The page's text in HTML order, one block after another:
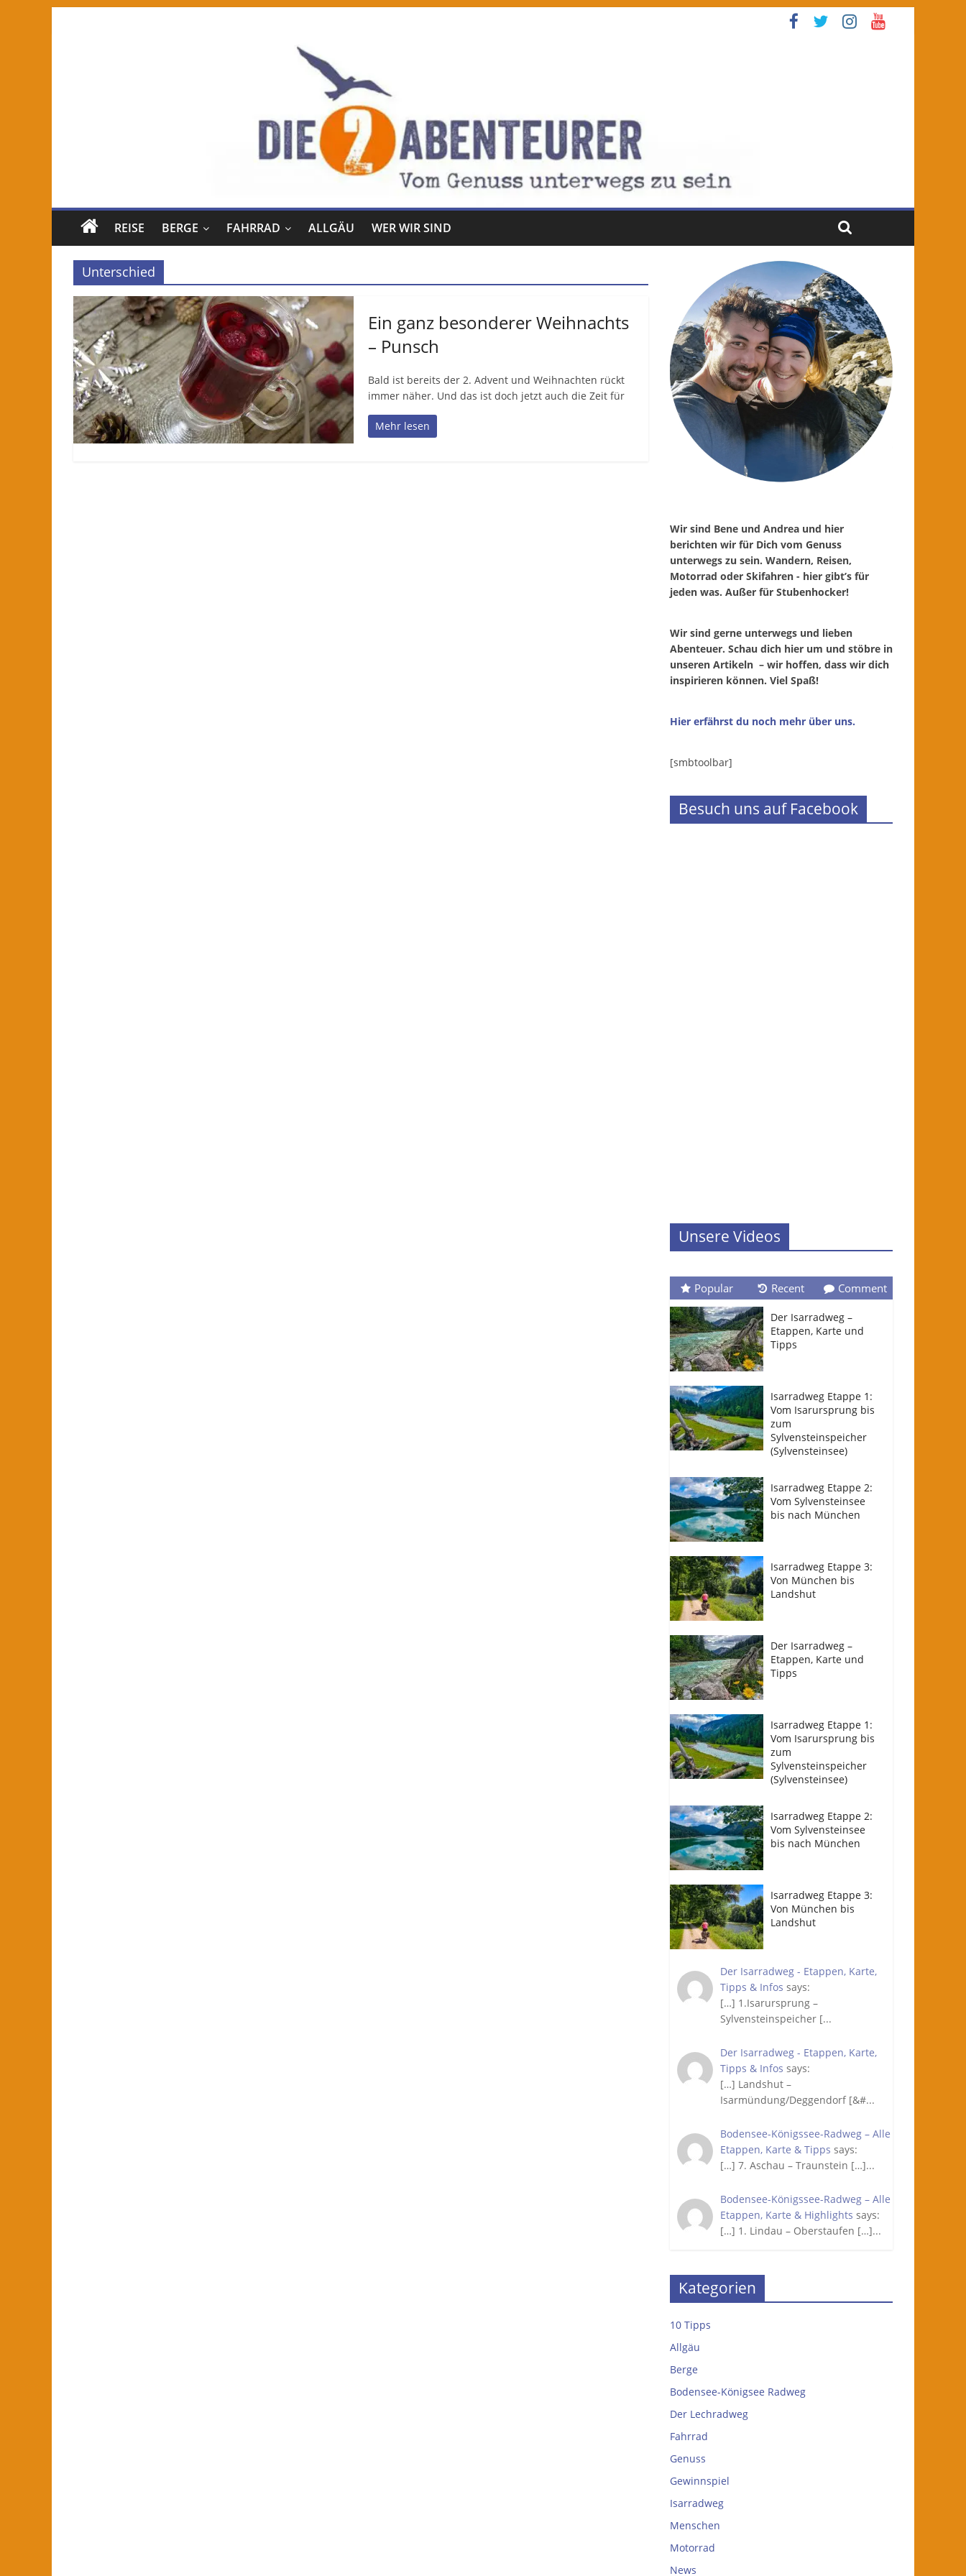
REISE BERGE FAHRRAD ALLGÄU WER WIR SIND
Unterschied
Ein ganz besonderer Weihnachts
– Punsch
Bald ist bereits der 2. Advent und Weihnachten rückt
immer näher. Und das ist doch jetzt auch die Zeit für
Mehr lesen
Wir sind Bene und Andrea und hier
berichten wir für Dich vom Genuss
unterwegs zu sein. Wandern, Reisen,
Motorrad oder Skifahren - hier gibt’s für
jeden was. Außer für Stubenhocker!
Wir sind gerne unterwegs und lieben
Abenteuer. Schau dich hier um und stöbre in
unseren Artikeln – wir hoffen, dass wir dich
inspirieren können. Viel Spaß!
Hier erfährst du noch mehr über uns.
[smbtoolbar]
Besuch uns auf Facebook
Unsere Videos
Popular Recent Comment
Der Isarradweg –
Etappen, Karte und
Tipps
Isarradweg Etappe 1:
Vom Isarursprung bis
zum
Sylvensteinspeicher
(Sylvensteinsee)
Isarradweg Etappe 2:
Vom Sylvensteinsee
bis nach München
Isarradweg Etappe 3:
Von München bis
Landshut
Der Isarradweg –
Etappen, Karte und
Tipps
Isarradweg Etappe 1:
Vom Isarursprung bis
zum
Sylvensteinspeicher
(Sylvensteinsee)
Isarradweg Etappe 2:
Vom Sylvensteinsee
bis nach München
Isarradweg Etappe 3:
Von München bis
Landshut
Der Isarradweg - Etappen, Karte,
Tipps & Infos says:
[…] 1.Isarursprung –
Sylvensteinspeicher [...
Der Isarradweg - Etappen, Karte,
Tipps & Infos says:
[…] Landshut –
Isarmündung/Deggendorf [&#...
Bodensee-Königssee-Radweg – Alle
Etappen, Karte & Tipps says:
[…] 7. Aschau – Traunstein […]...
Bodensee-Königssee-Radweg – Alle
Etappen, Karte & Highlights says:
[…] 1. Lindau – Oberstaufen […]...
Kategorien
10 Tipps
Allgäu
Berge
Bodensee-Königsee Radweg
Der Lechradweg
Fahrrad
Genuss
Gewinnspiel
Isarradweg
Menschen
Motorrad
News